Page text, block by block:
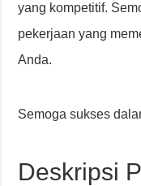
yang kompetitif.
pekerjaan yang
Anda.
Semoga sukses
Deskripsi